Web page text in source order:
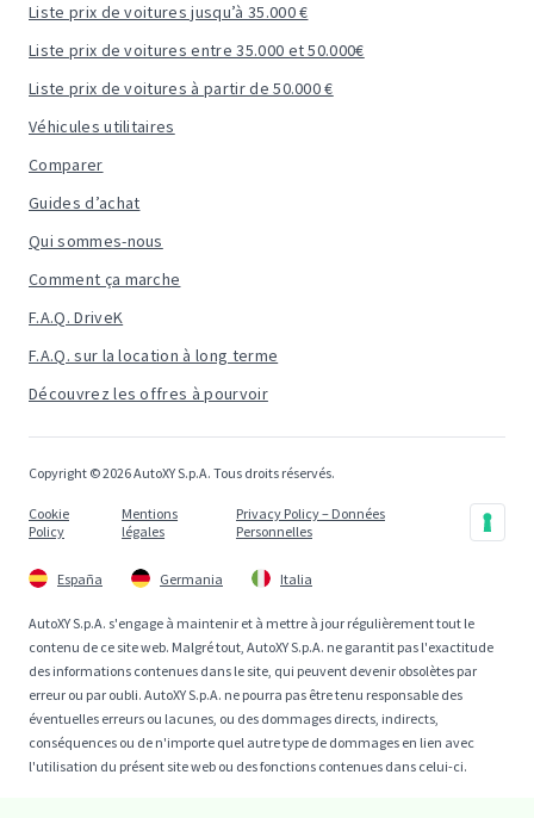
Liste prix de voitures jusqu’à 35.000 €
Liste prix de voitures entre 35.000 et 50.000€
Liste prix de voitures à partir de 50.000 €
Véhicules utilitaires
Comparer
Guides d’achat
Qui sommes-nous
Comment ça marche
F.A.Q. DriveK
F.A.Q. sur la location à long terme
Découvrez les offres à pourvoir
Copyright © 2026 AutoXY S.p.A. Tous droits réservés.
Cookie
Policy
Mentions
légales
Privacy Policy – Données
Personnelles
España Germania Italia
AutoXY S.p.A. s'engage à maintenir et à mettre à jour régulièrement tout le
contenu de ce site web. Malgré tout, AutoXY S.p.A. ne garantit pas l'exactitude
des informations contenues dans le site, qui peuvent devenir obsolètes par
erreur ou par oubli. AutoXY S.p.A. ne pourra pas être tenu responsable des
éventuelles erreurs ou lacunes, ou des dommages directs, indirects,
conséquences ou de n'importe quel autre type de dommages en lien avec
l'utilisation du présent site web ou des fonctions contenues dans celui-ci.